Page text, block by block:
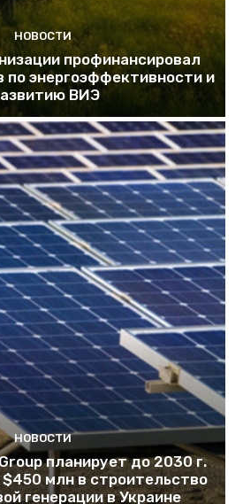
НОВОСТИ
профинансировал
по энергоэффективности и
ВИЭ
НОВОСТИ
планирует до 2030 г.
млн в строительство
генерации в Украине